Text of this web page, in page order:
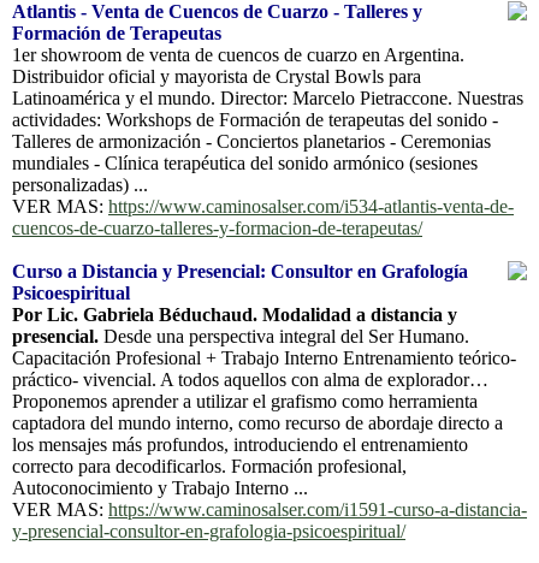
Atlantis - Venta de Cuencos de Cuarzo - Talleres y
Formación de Terapeutas
1er showroom de venta de cuencos de cuarzo en Argentina.
Distribuidor oficial y mayorista de Crystal Bowls para
Latinoamérica y el mundo. Director: Marcelo Pietraccone. Nuestras
actividades: Workshops de Formación de terapeutas del sonido -
Talleres de armonización - Conciertos planetarios - Ceremonias
mundiales - Clínica terapéutica del sonido armónico (sesiones
personalizadas) ...
VER MAS: https://www.caminosalser.com/i534-atlantis-venta-de-
cuencos-de-cuarzo-talleres-y-formacion-de-terapeutas/
Curso a Distancia y Presencial: Consultor en Grafología
Psicoespiritual
Por Lic. Gabriela Béduchaud. Modalidad a distancia y
presencial. Desde una perspectiva integral del Ser Humano.
Capacitación Profesional + Trabajo Interno Entrenamiento teórico-
práctico- vivencial. A todos aquellos con alma de explorador…
Proponemos aprender a utilizar el grafismo como herramienta
captadora del mundo interno, como recurso de abordaje directo a
los mensajes más profundos, introduciendo el entrenamiento
correcto para decodificarlos. Formación profesional,
Autoconocimiento y Trabajo Interno ...
VER MAS: https://www.caminosalser.com/i1591-curso-a-distancia-
y-presencial-consultor-en-grafologia-psicoespiritual/